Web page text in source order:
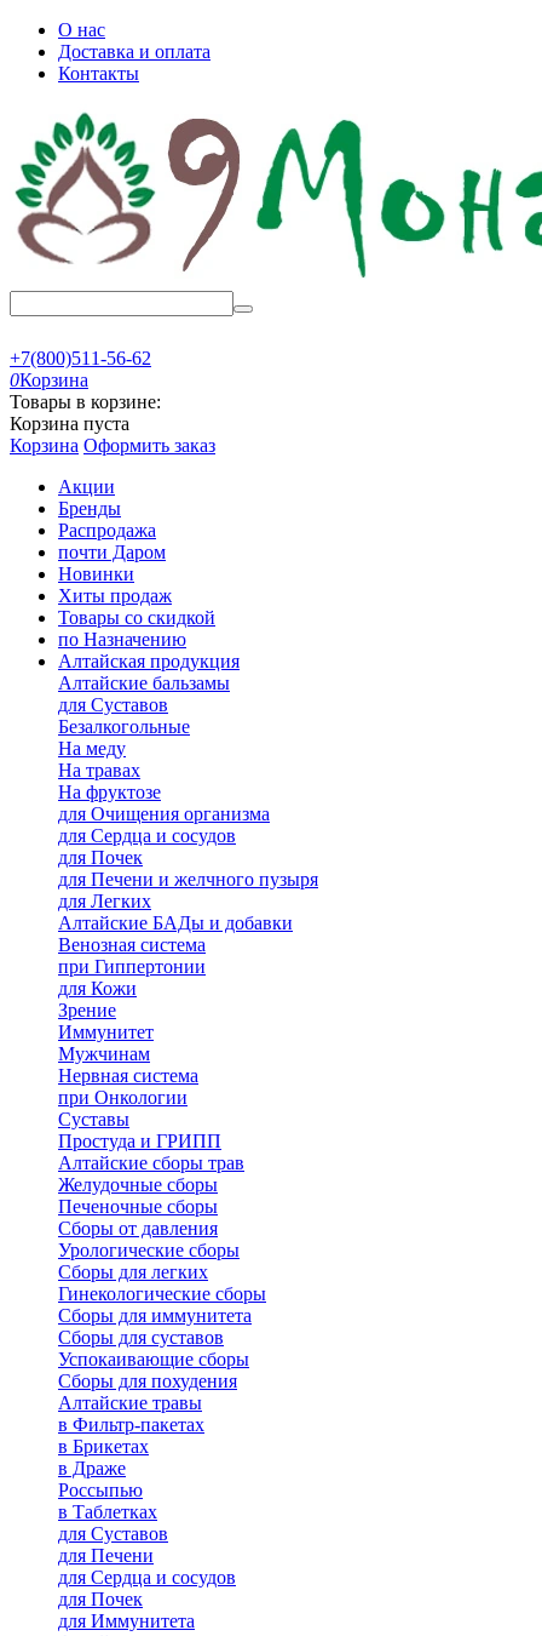
О нас
Доставка и оплата
Контакты
+7(800)511-56-62
0Корзина
Товары в корзине:
Корзина пуста
Корзина Оформить заказ
Акции
Бренды
Распродажа
почти Даром
Новинки
Хиты продаж
Товары со скидкой
по Назначению
Алтайская продукция
Алтайские бальзамы
для Суставов
Безалкогольные
На меду
На травах
На фруктозе
для Очищения организма
для Сердца и сосудов
для Почек
для Печени и желчного пузыря
для Легких
Алтайские БАДы и добавки
Венозная система
при Гиппертонии
для Кожи
Зрение
Иммунитет
Мужчинам
Нервная система
при Онкологии
Суставы
Простуда и ГРИПП
Алтайские сборы трав
Желудочные сборы
Печеночные сборы
Сборы от давления
Урологические сборы
Сборы для легких
Гинекологические сборы
Сборы для иммунитета
Сборы для суставов
Успокаивающие сборы
Сборы для похудения
Алтайские травы
в Фильтр-пакетах
в Брикетах
в Драже
Россыпью
в Таблетках
для Cуставов
для Печени
для Сердца и сосудов
для Почек
для Иммунитета